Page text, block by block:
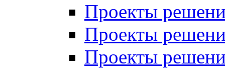
Проекты
Проекты
Проекты